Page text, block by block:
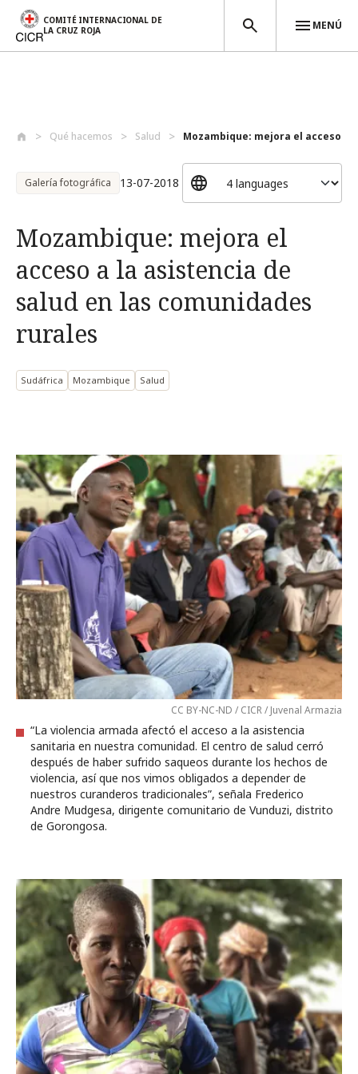
COMITÉ INTERNACIONAL DE
LA CRUZ ROJA
MENÚ
Qué hacemos Salud Mozambique: mejora el acceso a
Galería fotográfica 13-07-2018
Mozambique: mejora el
acceso a la asistencia de
salud en las comunidades
rurales
Sudáfrica Mozambique Salud
CC BY-NC-ND / CICR / Juvenal Armazia
“La violencia armada afectó el acceso a la asistencia
sanitaria en nuestra comunidad. El centro de salud cerró
después de haber sufrido saqueos durante los hechos de
violencia, así que nos vimos obligados a depender de
nuestros curanderos tradicionales”, señala Frederico
Andre Mudgesa, dirigente comunitario de Vunduzi, distrito
de Gorongosa.